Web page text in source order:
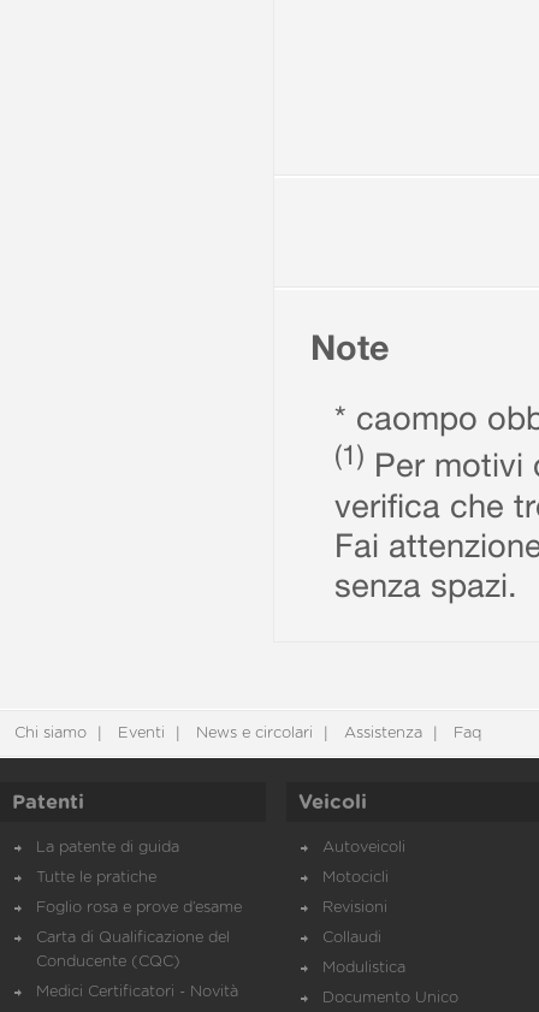
Note
* caompo
(1) Per motivi
verifica che
Fai
senza spazi.
Chi siamo Eventi News e circolari Assistenza Faq
Patenti
La patente di guida
Tutte le pratiche
Foglio rosa e prove d’esame
Carta di Qualificazione del
Conducente (CQC)
Medici Certificatori - Novità
Veicoli
Autoveicoli
Motocicli
Revisioni
Collaudi
Modulistica
Documento Unico